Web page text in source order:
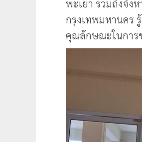
พะเยา รวมถึงจัง
กรุงเทพมหานคร
คุณลักษณะในการ